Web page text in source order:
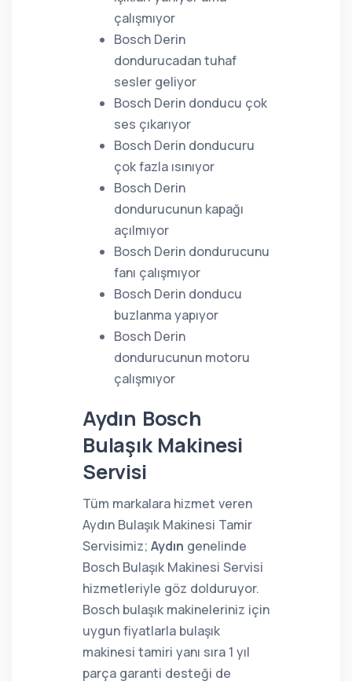
çalışmıyor
Bosch Derin
dondurucadan tuhaf
sesler geliyor
Bosch Derin donducu çok
ses çıkarıyor
Bosch Derin donducuru
çok fazla ısınıyor
Bosch Derin
dondurucunun kapağı
açılmıyor
Bosch Derin dondurucunu
fanı çalışmıyor
Bosch Derin donducu
buzlanma yapıyor
Bosch Derin
dondurucunun motoru
çalışmıyor
Aydın Bosch
Bulaşık Makinesi
Servisi
Tüm markalara hizmet veren
Aydın Bulaşık Makinesi Tamir
Servisimiz; Aydın genelinde
Bosch Bulaşık Makinesi Servisi
hizmetleriyle göz dolduruyor.
Bosch bulaşık makineleriniz için
uygun fiyatlarla bulaşık
makinesi tamiri yanı sıra 1 yıl
parça garanti desteği de